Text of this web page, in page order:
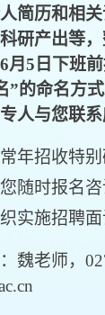
简历和相
研产出等
月5日下班
”的命名方
人与您联系
招收特别
随时报名
实施招聘面
老师，